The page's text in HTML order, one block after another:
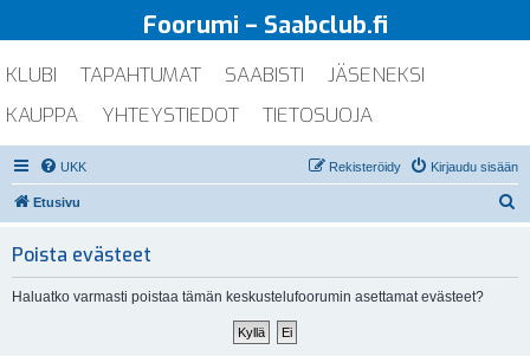
Foorumi – Saabclub.fi
KLUBI TAPAHTUMAT SAABISTI
JÄSENEKSI
KAUPPA
YHTEYSTIEDOT TIETOSUOJA
UKK Kirjaudu sisään
Rekisteröidy
Etusivu
Poista evästeet
Haluatko varmasti poistaa tämän keskustelufoorumin asettamat evästeet?